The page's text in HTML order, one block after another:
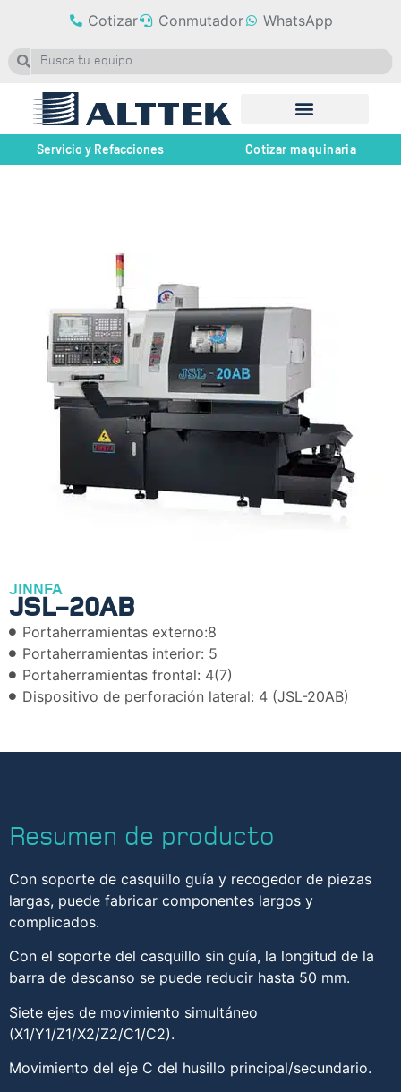
Cotizar Conmutador WhatsApp
Servicio y Refacciones Cotizar maquinaria
JINNFA
JSL-20AB
Portaherramientas externo:8
Portaherramientas interior: 5
Portaherramientas frontal: 4(7)
Dispositivo de perforación lateral: 4 (JSL-20AB)
Resumen de producto
Con soporte de casquillo guía y recogedor de piezas
largas, puede fabricar componentes largos y
complicados.
Con el soporte del casquillo sin guía, la longitud de la
barra de descanso se puede reducir hasta 50 mm.
Siete ejes de movimiento simultáneo
(X1/Y1/Z1/X2/Z2/C1/C2).
Movimiento del eje C del husillo principal/secundario.